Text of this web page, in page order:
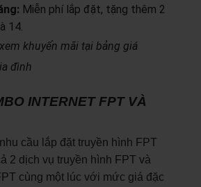
Miễn phí lắp đặt, tặng thêm 2
14.
xem khuyến mãi tại bảng giá
đình
INTERNET FPT VÀ
cầu lắp đặt truyền hình FPT
2 dịch vụ truyền hình FPT và
cùng một lúc với mức giá đặc